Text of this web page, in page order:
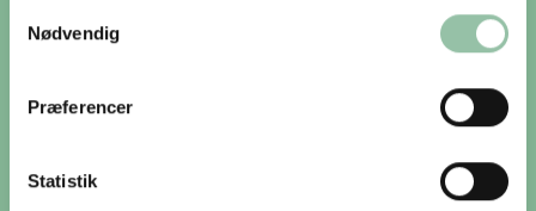
Nødvendig
Præferencer
Statistik
Du er gæst på lodsejerens private ejendom, og sporet
er åbent for færdsel til fods. Sporet kan delvist være
trampestier, og derfor kan årstiden og planternes vækst
og tag dit affald med dig. Sporet er ikke åben for
cyklister. Sporet kan være midlertidigt lukket pga. jagt.